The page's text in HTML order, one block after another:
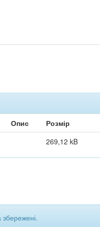
Опис Розмір
269,12 kB
збережені.